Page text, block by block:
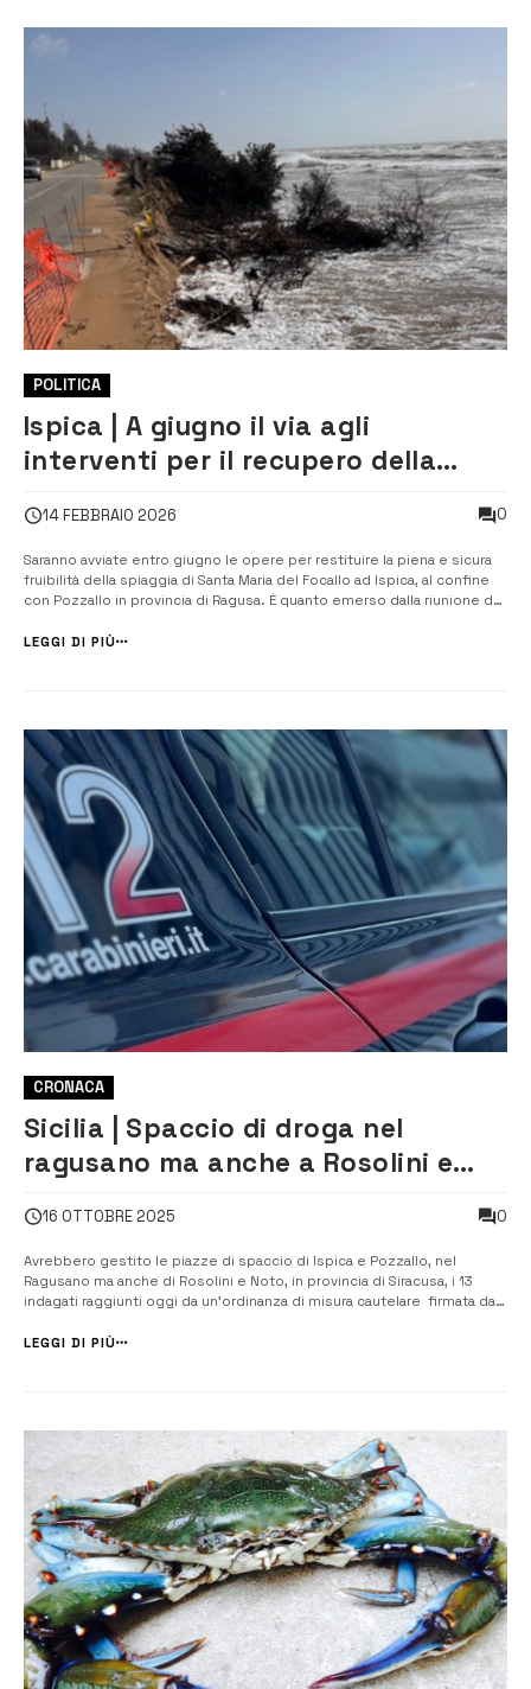
POLITICA
Ispica | A giugno il via agli
interventi per il recupero della
14 FEBBRAIO 2026 0
Saranno avviate entro giugno le opere per restituire la piena e sicura
fruibilità della spiaggia di Santa Maria del Focallo ad Ispica, al confine
con Pozzallo in provincia di Ragusa. È quanto emerso dalla riunione del
sindaco Innocenzo Leontini e il rappresentante […]
LEGGI DI PIÙ
CRONACA
Sicilia | Spaccio di droga nel
ragusano ma anche a Rosolini e
16 OTTOBRE 2025 0
Avrebbero gestito le piazze di spaccio di Ispica e Pozzallo, nel
Ragusano ma anche di Rosolini e Noto, in provincia di Siracusa, i 13
indagati raggiunti oggi da un’ordinanza di misura cautelare firmata dal
concorso ai fini di spaccio di sostanze stupefacenti (cocaina, ha...
LEGGI DI PIÙ